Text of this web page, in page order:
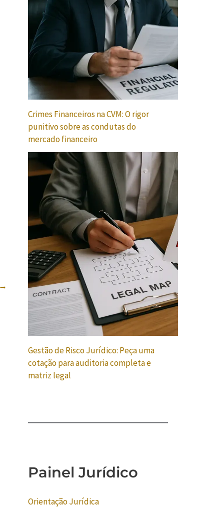
→
Crimes Financeiros na CVM: O rigor
punitivo sobre as condutas do
mercado financeiro
Gestão de Risco Jurídico: Peça uma
cotação para auditoria completa e
matriz legal
Painel Jurídico
Orientação Jurídica